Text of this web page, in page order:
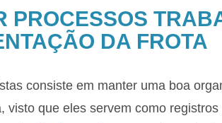
PROCESSOS
DA FROTA
consiste em manter uma boa
visto que eles servem como